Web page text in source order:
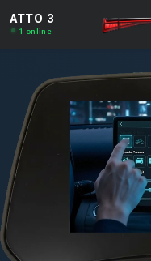
ATTO 3
1 online